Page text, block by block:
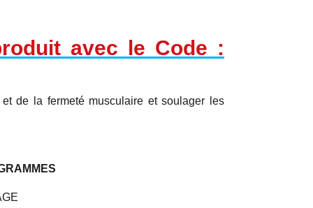
avec le Code :
de la fermeté musculaire et soulager les